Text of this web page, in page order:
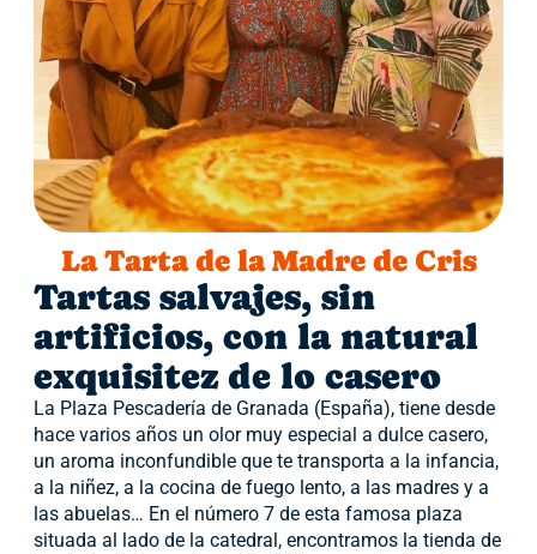
La Tarta de la Madre de Cris
Tartas salvajes, sin
artificios, con la natural
exquisitez de lo casero
La Plaza Pescadería de Granada (España), tiene desde
hace varios años un olor muy especial a dulce casero,
un aroma inconfundible que te transporta a la infancia,
a la niñez, a la cocina de fuego lento, a las madres y a
las abuelas… En el número 7 de esta famosa plaza
situada al lado de la catedral, encontramos la tienda de